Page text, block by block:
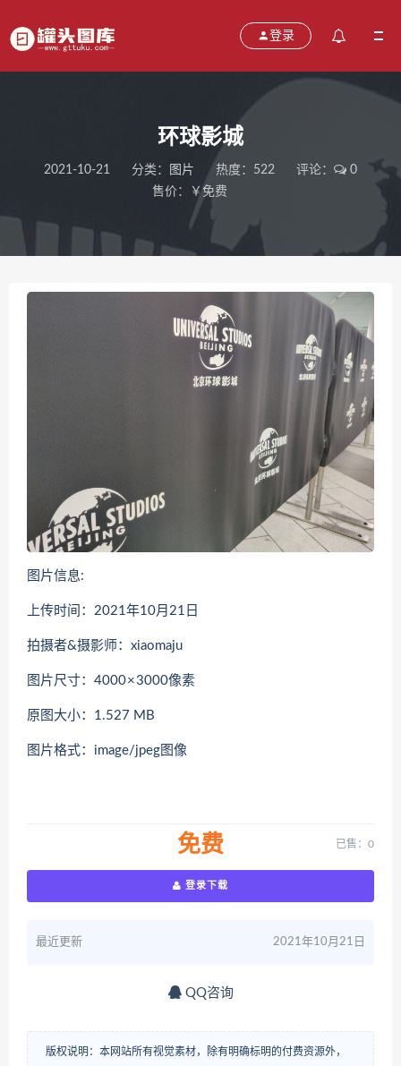
登录
环球影城
2021-10-21 分类： 图片 热度：522 评论：
0
售价：￥免费
图片信息:
上传时间：2021年10月21日
拍摄者&摄影师：xiaomaju
图片尺寸：4000 × 3000像素
原图大小：1.527 MB
图片格式：image/jpeg图像
免费 已售：0
登录下载
最近更新 2021年10月21日
QQ咨询
版权说明：本网站所有视觉素材，除有明确标明的付费资源外，